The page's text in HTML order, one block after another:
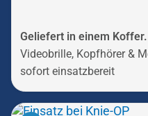
Geliefert in einem Koffer.
Videobrille, Kopfhörer &
sofort einsatzbereit